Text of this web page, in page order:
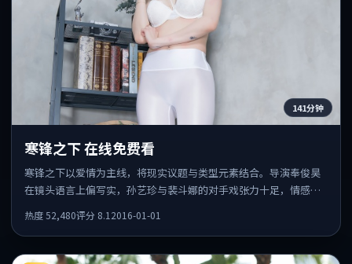
141分钟
寒锋之下 在线免费看
寒锋之下以爱情为主线，将现实议题与类型元素结合。导演奉俊昊
在镜头语言上偏写实，孙艺珍与裴斗娜的对手戏张力十足，情感层
热度52,480评分 8.1 2016-01-01